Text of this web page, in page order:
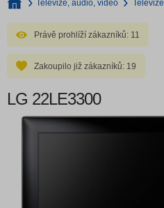
Televize, audio, video Televize
Právě prohlíží zákazníků: 11
Zakoupilo již zákazníků: 19
LG 22LE3300